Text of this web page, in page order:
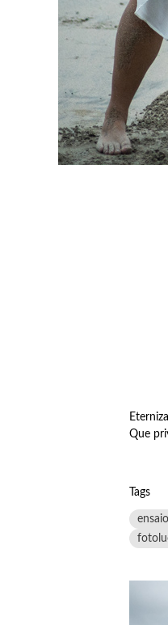
Que
Tags